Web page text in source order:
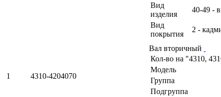
Вид
изделия
40-49 -
Вид
покрытия
2 -
1 4310-4204070
Вал вторичный
Кол-во на "4310,
Модель
Группа
Подгруппа